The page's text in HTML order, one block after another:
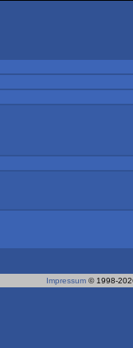
Impressum © 1998-